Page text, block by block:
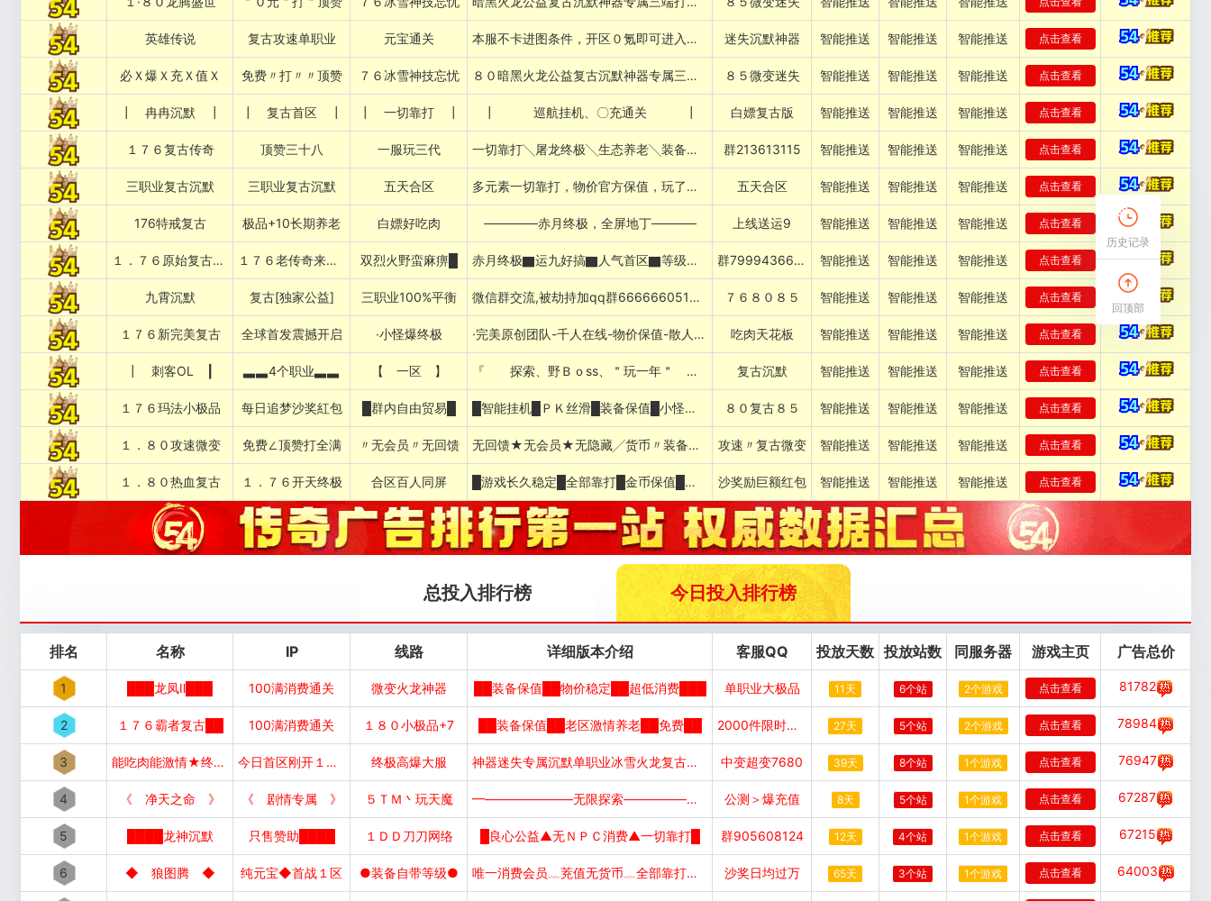
英雄传说 复古攻速单职业 元宝通关 本服不卡进图条件，开区０氪即可进入所有图 迷失沉默神器 智能推送 智能推送 智能推送 点击查看
必Ｘ爆Ｘ充Ｘ值Ｘ 免费〃打〃〃顶赞 ７６冰雪神技忘忧 ８０暗黑火龙公益复古沉默神器专属三端打金 ８５微变迷失 智能推送 智能推送 智能推送 点击查看
┃ 冉冉沉默 ┃ ┃ 复古首区 ┃ ┃ 一切靠打 ┃ ┃ 巡航挂机、〇充通关 ┃ 白嫖复古版 智能推送 智能推送 智能推送 点击查看
１７６复古传奇 顶赞三十八 一服玩三代 一切靠打╲屠龙终极╲生态养老╲装备保值 群213613115 智能推送 智能推送 智能推送 点击查看
三职业复古沉默 三职业复古沉默 五天合区 多元素一切靠打，物价官方保值，玩了不想走 五天合区 智能推送 智能推送 智能推送 点击查看
176特戒复古 极品+10长期养老 白嫖好吃肉 ──────赤月终极，全屏地丁───── 上线送运9 智能推送 智能推送 智能推送 点击查看
１．７６原始复古███████ １７６老传奇来了████████ 双烈火野蛮麻痹█ 赤月终极▇运九好搞▇人气首区▇等级好升▇▇▇ 群799943662████ 智能推送 智能推送 智能推送 点击查看
九霄沉默 复古[独家公益] 三职业100%平衡 微信群交流,被劫持加qq群666666051下载 ７６８０８５ 智能推送 智能推送 智能推送 点击查看
１７６新完美复古 全球首发震撼开启 ·小怪爆终极 ·完美原创团队-千人在线-物价保值-散人吃肉 吃肉天花板 智能推送 智能推送 智能推送 点击查看
┃ 刺客OL ┃ ▃▃4个职业▃▃ 【 一区 】 『 探索、野Ｂｏss、＂玩一年＂ 』 复古沉默 智能推送 智能推送 智能推送 点击查看
１７６玛法小极品 每日追梦沙奖紅包 █群内自由贸易█ █智能挂机█ＰＫ丝滑█装备保值█小怪追梦█ ８０复古８５ 智能推送 智能推送 智能推送 点击查看
１．８０攻速微变 免费∠顶赞打全满 〃无会员〃无回馈 无回馈★无会员★无隐藏╱货币〃装备保值 攻速〃复古微变 智能推送 智能推送 智能推送 点击查看
１．８０热血复古 １．７６开天终极 合区百人同屏 █游戏长久稳定█全部靠打█金币保值█百人攻城█ 沙奖励巨额红包 智能推送 智能推送 智能推送 点击查看
总投入排行榜 今日投入排行榜
排名 名称 IP 线路 详细版本介绍 客服QQ 投放天数 投放站数 同服务器 游戏主页 广告总价
1 ███龙凤Ⅱ███ 100满消费通关 微变火龙神器 ██装备保值██物价稳定██超低消费███ 单职业大极品 11天 6个站 2个游戏 点击查看 81782
2 １７６霸者复古██ 100满消费通关 １８０小极品+7 ██装备保值██老区激情养老██免费██ 2000件限时首爆 27天 5个站 2个游戏 点击查看 78984
3 能吃肉能激情★终极好打 今日首区刚开１秒１秒███ 终极高爆大服 神器迷失专属沉默单职业冰雪火龙复古神技 中变超变7680 39天 8个站 1个游戏 点击查看 76947
4 《 净天之命 》 《 剧情专属 》 ５ＴＭ丶玩天魔 ━———————无限探索———————━ 公测＞爆充值 8天 5个站 1个游戏 点击查看 67287
5 ████龙神沉默 只售赞助████ １ＤＤ刀刀网络 █良心公益▲无ＮＰＣ消费▲一切靠打█ 群905608124 12天 4个站 1个游戏 点击查看 67215
6 ◆ 狼图腾 ◆ 纯元宝◆首战１区 ●装备自带等级● 唯一消费会员﹏茺值无货币﹏全部靠打﹏吃肉 沙奖日均过万 65天 3个站 1个游戏 点击查看 64003
历史记录
回顶部